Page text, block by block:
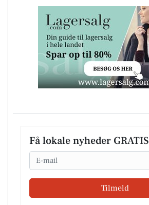
Få lokale nyheder GRATIS
Email
Tilmeld